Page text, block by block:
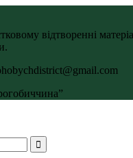
відтворенні